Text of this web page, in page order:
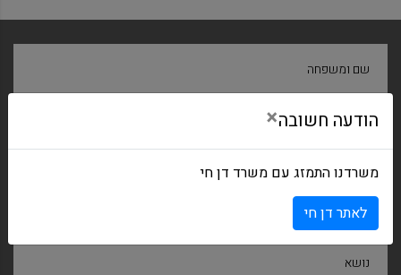
שם ומשפחה
דואר אלקטרוני
נושא
הודעה חשובה×
משרדנו התמזג עם משרד דן חי
לאתר דן חי